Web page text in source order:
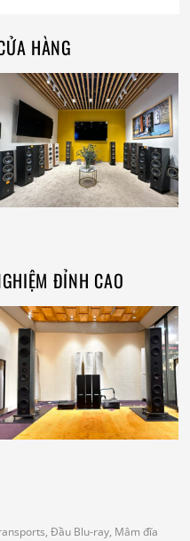
HÀNG
ĐỈNH CAO
Đầu Blu-ray, Mâm đĩa